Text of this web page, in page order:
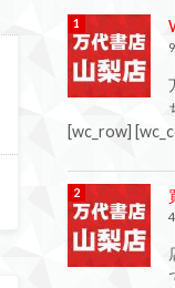
[wc_row]